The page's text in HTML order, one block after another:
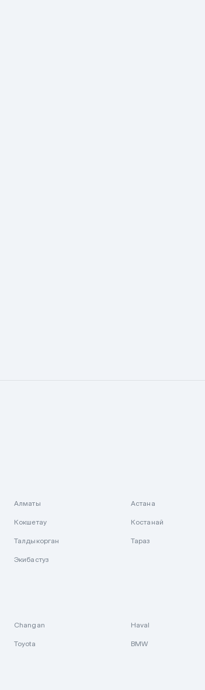
Алматы Астана
Кокшетау Костанай
Талдыкорган Тараз
Экибастуз
Changan Haval
Toyota BMW